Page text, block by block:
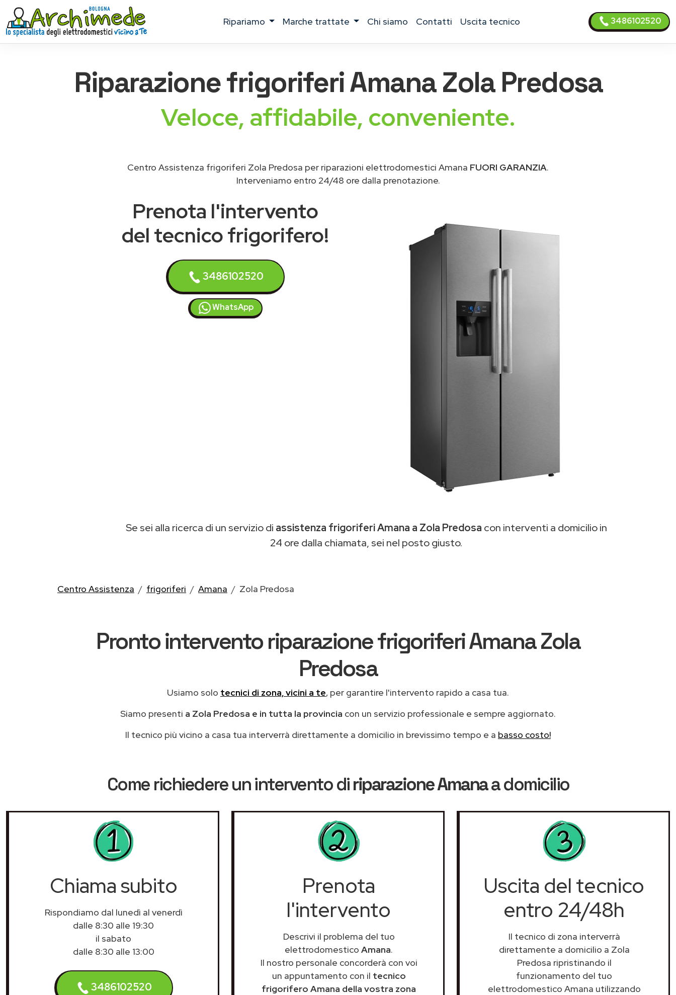
ripariamo marche trattate chi siamo contatti uscita tecnico 3486102520
Riparazionefrigoriferi AmanaZola Predosa
Veloce, affidabile, conveniente.
Centro Assistenza frigoriferi Zola Predosa per riparazioni elettrodomestici Amana FUORI GARANZIA.
Interveniamo entro 24/48 ore dalla prenotazione.
Prenota l'intervento
del tecnico frigorifero!
3486102520
WhatsApp
Se sei alla ricerca di un servizio di assistenza frigoriferi Amana a Zola Predosa con interventi a domicilio in
24 ore dalla chiamata, sei nel posto giusto.
Centro Assistenza frigoriferi Amana Zola Predosa
Pronto intervento riparazione frigoriferi Amana Zola
Predosa
Usiamo solo tecnici di zona, vicini a te, per garantire l'intervento rapido a casa tua.
Siamo presenti a Zola Predosa e in tutta la provincia con un servizio professionale e sempre aggiornato.
Il tecnico più vicino a casa tua interverrà direttamente a domicilio in brevissimo tempo e a basso costo!
Come richiedere un intervento diriparazione Amanaa domicilio
Chiama subito
Rispondiamo dal lunedì al venerdì
dalle 8:30 alle 19:30
il sabato
dalle 8:30 alle 13:00
3486102520
Prenota
l'intervento
Descrivi il problema del tuo
elettrodomestico Amana.
Il nostro personale concorderà con voi
un appuntamento con il tecnico
frigorifero Amana della vostra zona
Uscita del tecnico
entro 24/48h
Il tecnico di zona interverrà
direttamente a domicilio a Zola
Predosa ripristinando il
funzionamento del tuo
elettrodomestico Amana utilizzando